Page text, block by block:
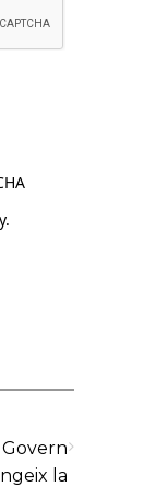
la